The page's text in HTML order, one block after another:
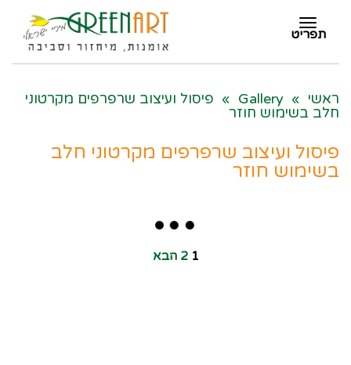
תפריט
תפריט
ראשי »
Gallery
» פיסול ועיצוב שרפרפים מקרטוני
חלב בשימוש חוזר
פיסול ועיצוב שרפרפים מקרטוני חלב
בשימוש חוזר
1
2 הבא